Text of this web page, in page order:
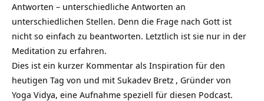
Antworten – unterschiedliche Antworten an
unterschiedlichen Stellen. Denn die Frage nach Gott ist
nicht so einfach zu beantworten. Letztlich ist sie nur in der
Meditation zu erfahren.
Dies ist ein kurzer Kommentar als Inspiration für den
heutigen Tag von und mit Sukadev Bretz , Gründer von
Yoga Vidya, eine Aufnahme speziell für diesen Podcast.